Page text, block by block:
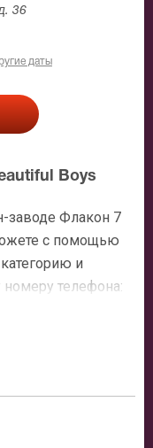
36
даты
Boys
заводе Флакон 7
с помощью
и
телефона:
заявки с Вами
билет и
Boys